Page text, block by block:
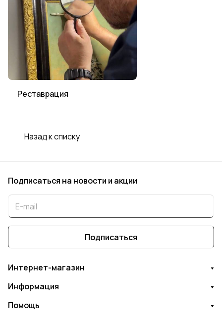
Реставрация
Назад к списку
Подписаться на новости и акции
Подписаться
Интернет-магазин
Информация
Помощь